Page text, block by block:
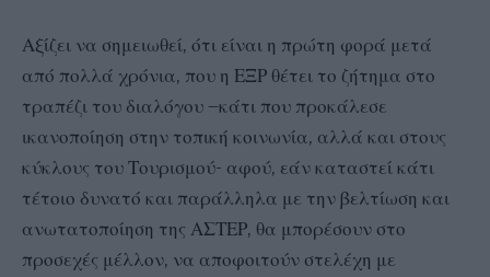
Αξίζει να σημειωθεί, ότι είναι η πρώτη φορά μετά
από πολλά χρόνια, που η ΕΞΡ θέτει το ζήτημα στο
τραπέζι του διαλόγου –κάτι που προκάλεσε
ικανοποίηση στην τοπική κοινωνία, αλλά και στους
κύκλους του Τουρισμού- αφού, εάν καταστεί κάτι
τέτοιο δυνατό και παράλληλα με την βελτίωση και
ανωτατοποίηση της ΑΣΤΕΡ, θα μπορέσουν στο
προσεχές μέλλον, να αποφοιτούν στελέχη με